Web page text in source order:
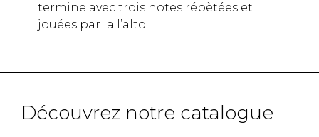
termine avec trois notes répètées et
jouées par la l’alto.
Découvrez notre catalogue